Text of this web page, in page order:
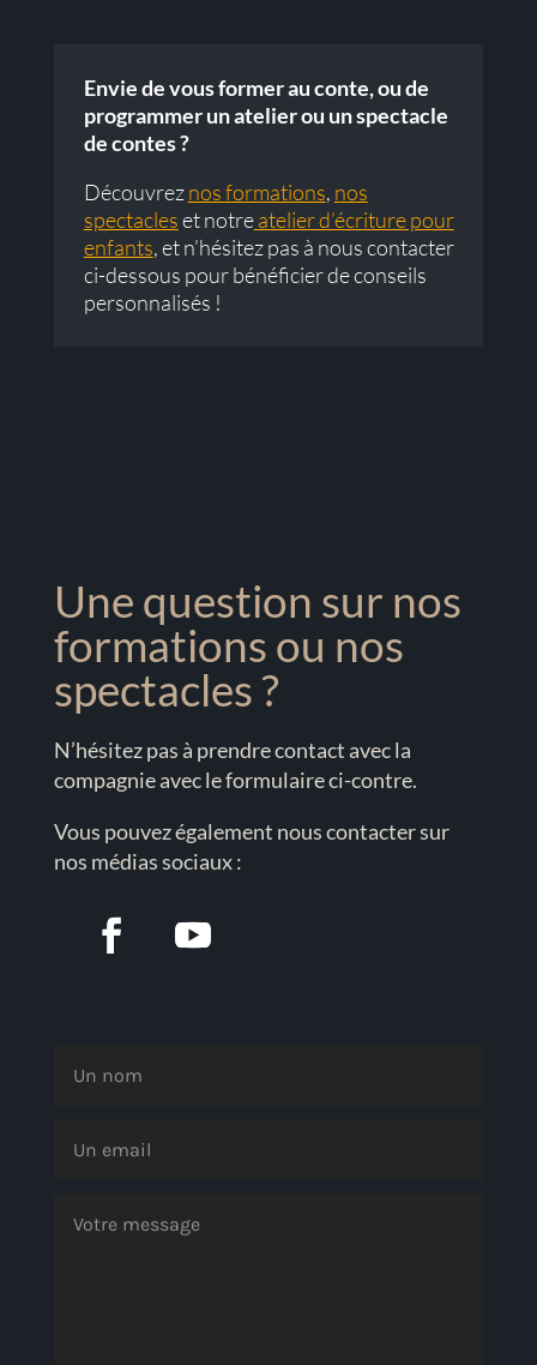
Envie de vous former au conte, ou de
programmer un atelier ou un spectacle
de contes ?
Découvreznos formations, nos
spectacleset notreatelier d’écriture pour
enfants, et n’hésitez pas à nous contacter
ci-dessous pour bénéficier de conseils
personnalisés !
Une question sur nos
formations ou nos
spectacles ?
N’hésitez pas à prendre contact avec la
compagnie avec le formulaire ci-contre.
Vous pouvez également nous contacter sur
nos médias sociaux :